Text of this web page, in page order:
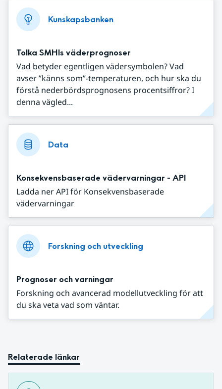
Kunskapsbanken
Tolka SMHIs väderprognoser
Vad betyder egentligen vädersymbolen? Vad
avser ”känns som”-temperaturen, och hur ska du
förstå nederbördsprognosens procentsiffror? I
denna vägled...
Data
Konsekvensbaserade vädervarningar - API
Ladda ner API för Konsekvensbaserade
vädervarningar
Forskning och utveckling
Prognoser och varningar
Forskning och avancerad modellutveckling för att
du ska veta vad som väntar.
Relaterade länkar